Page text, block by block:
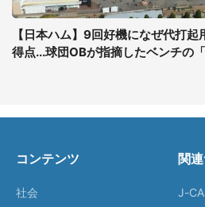
【日本ハム】9回好機になぜ代打
得点...球団OBが指摘したベンチの「
コンテンツ
社会
関
J-